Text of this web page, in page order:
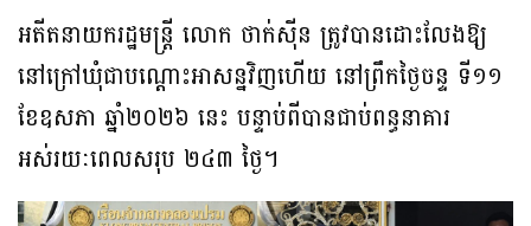
អតីតនាយករដ្ឋមន្ត្រី លោក ថាក់ស៊ីន ត្រូវបានដោះលែងឱ្យ
នៅក្រៅឃុំជាបណ្តោះអាសន្នវិញហើយ នៅព្រឹកថ្ងៃចន្ទ ទី១១
ខែឧសភា ឆ្នាំ២០២៦ នេះ បន្ទាប់ពីបានជាប់ពន្ធនាគារ
អស់រយៈពេលសរុប ២៤៣ ថ្ងៃ។